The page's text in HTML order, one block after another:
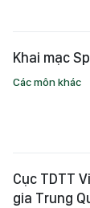
Khai mạc
Các môn khác
Cục TDTT
gia Trung